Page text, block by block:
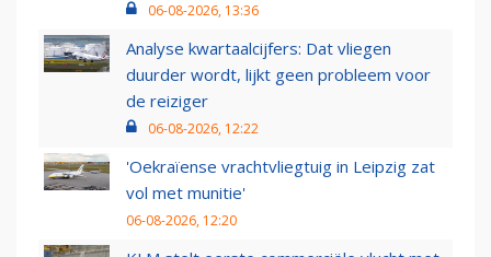
06-08-2026, 13:36
Analyse kwartaalcijfers: Dat vliegen
duurder wordt, lijkt geen probleem voor
de reiziger
06-08-2026, 12:22
'Oekraïense vrachtvliegtuig in Leipzig zat
vol met munitie'
06-08-2026, 12:20